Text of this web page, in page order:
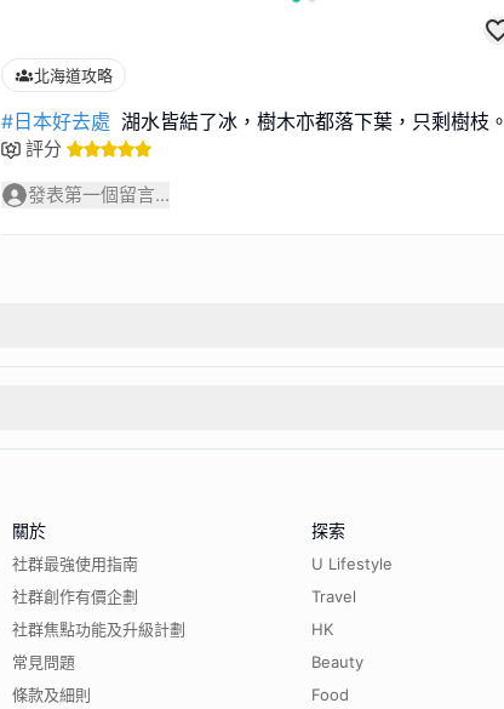
北海道攻略
#日本好去處 湖水皆結了冰，樹木亦都落下葉，只剩樹枝。
評分
發表第一個留言...
關於
社群最強使用指南
社群創作有價企劃
社群焦點功能及升級計劃
常見問題
條款及細則
探索
U Lifestyle
Travel
HK
Beauty
Food